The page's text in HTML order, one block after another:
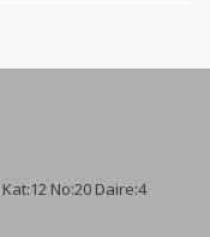
No:20 Daire:4